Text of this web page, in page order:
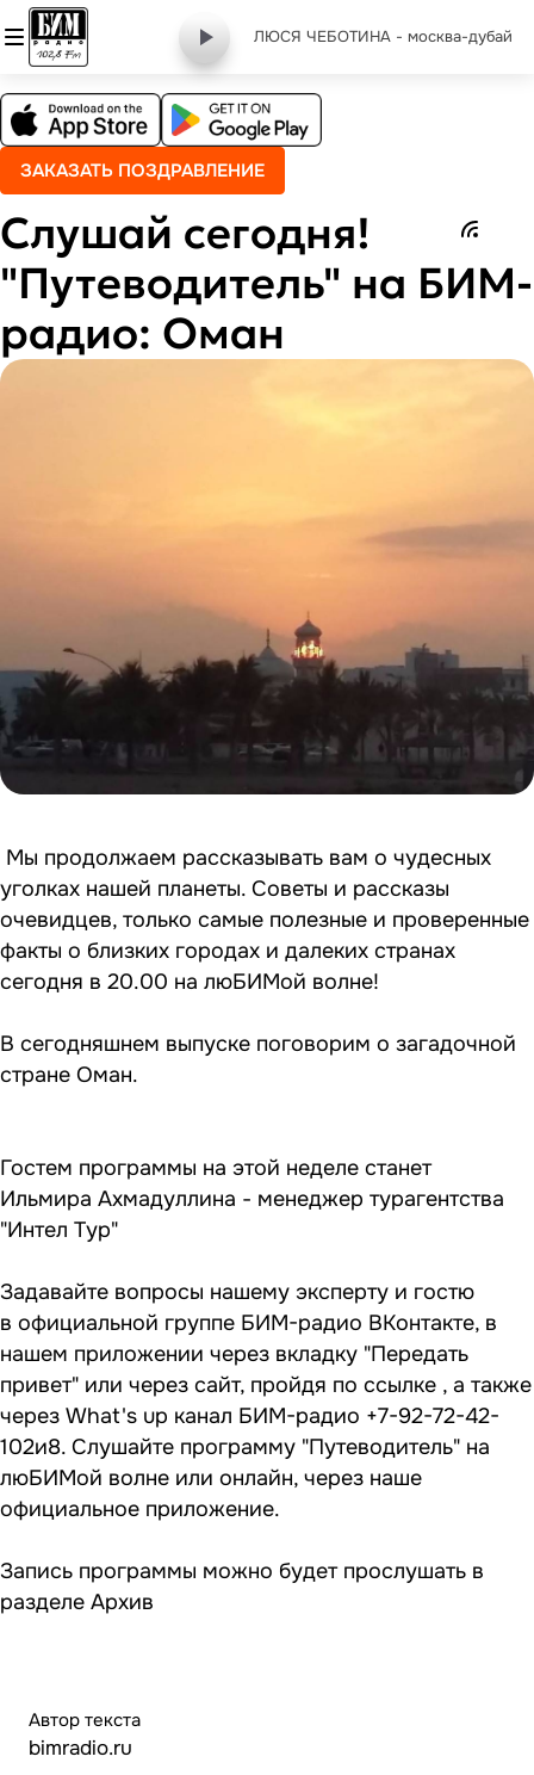
ЛЮСЯ ЧЕБОТИНА - москва-дубай
ЗАКАЗАТЬ ПОЗДРАВЛЕНИЕ
Слушай сегодня!
"Путеводитель" на БИМ-
радио: Оман
Мы продолжаем рассказывать вам о чудесных
уголках нашей планеты. Советы и рассказы
очевидцев, только самые полезные и проверенные
факты о близких городах и далеких странах
сегодня в 20.00 на люБИМой волне!
В сегодняшнем выпуске поговорим о загадочной
стране Оман.
Гостем программы на этой неделе станет
Ильмира Ахмадуллина - менеджер турагентства
"Интел Тур"
Задавайте вопросы нашему эксперту и гостю
в официальной группе БИМ-радио ВКонтакте, в
нашем приложении через вкладку "Передать
привет" или через сайт, пройдя по ссылке , а также
через What's up канал БИМ-радио +7-92-72-42-
102и8. Слушайте программу "Путеводитель" на
люБИМой волне или онлайн, через наше
официальное приложение.
Запись программы можно будет прослушать в
разделе Архив
Автор текста
bimradio.ru